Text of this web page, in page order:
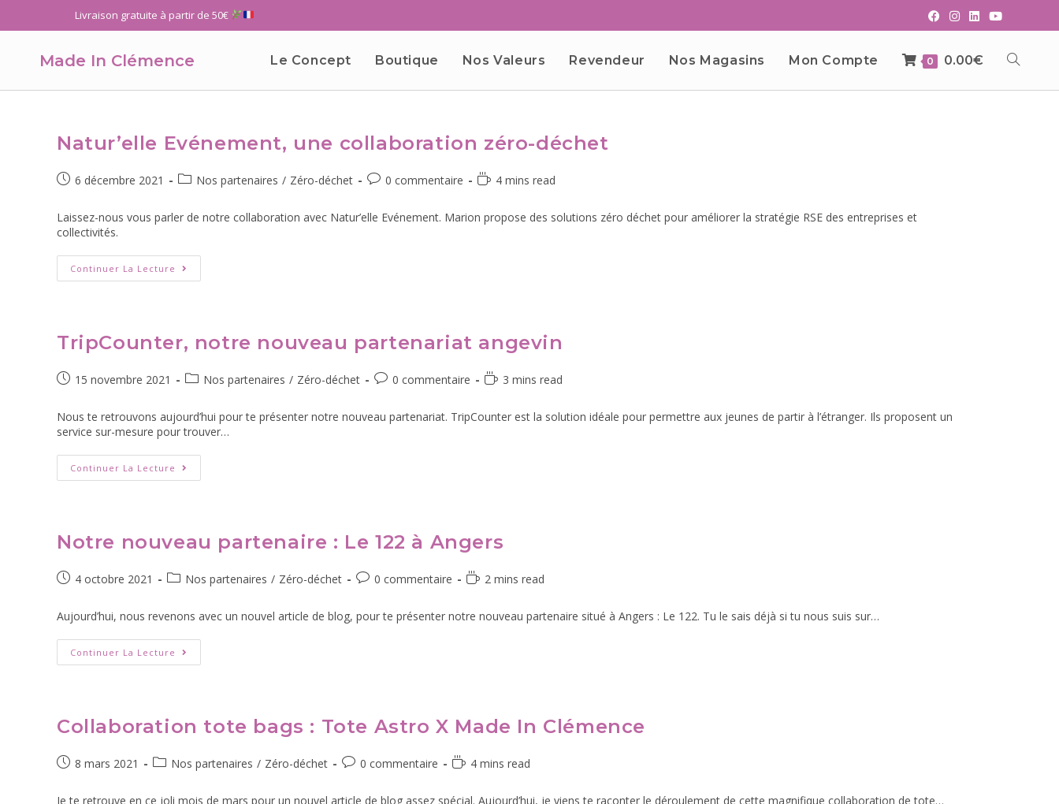
Livraison gratuite à partir de 50€
Made In Clémence Le Concept Boutique Nos Valeurs Revendeur Nos Magasins Mon Compte 0 0.00€
Natur’elle Evénement, une collaboration zéro-déchet
6 décembre 2021 Nos partenaires / Zéro-déchet 0 commentaire 4 mins read
Laissez-nous vous parler de notre collaboration avec Natur’elle Evénement. Marion propose des solutions zéro déchet pour améliorer la stratégie RSE des entreprises et
collectivités.
Continuer La Lecture
TripCounter, notre nouveau partenariat angevin
15 novembre 2021 Nos partenaires / Zéro-déchet 0 commentaire 3 mins read
Nous te retrouvons aujourd’hui pour te présenter notre nouveau partenariat. TripCounter est la solution idéale pour permettre aux jeunes de partir à l’étranger. Ils proposent un
service sur-mesure pour trouver…
Continuer La Lecture
Notre nouveau partenaire : Le 122 à Angers
4 octobre 2021 Nos partenaires / Zéro-déchet 0 commentaire 2 mins read
Aujourd’hui, nous revenons avec un nouvel article de blog, pour te présenter notre nouveau partenaire situé à Angers : Le 122. Tu le sais déjà si tu nous suis sur…
Continuer La Lecture
Collaboration tote bags : Tote Astro X Made In Clémence
8 mars 2021 Nos partenaires / Zéro-déchet 0 commentaire 4 mins read
Je te retrouve en ce joli mois de mars pour un nouvel article de blog assez spécial. Aujourd’hui, je viens te raconter le déroulement de cette magnifique collaboration de tote…